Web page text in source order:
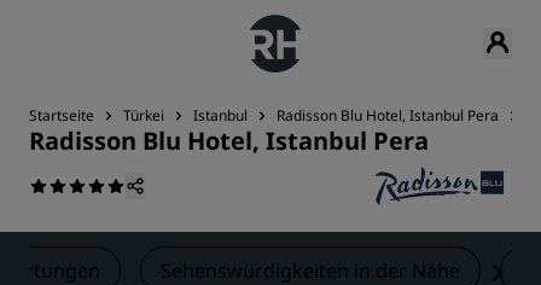
Startseite Türkei Istanbul Radisson Blu Hotel, Istanbul Pera
Radisson Blu Hotel, Istanbul Pera
Sehenswürdigkeiten in der Nähe